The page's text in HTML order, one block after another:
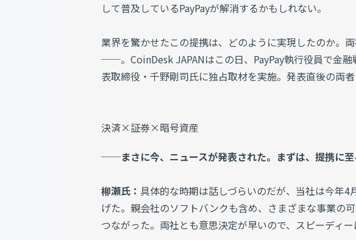
して普及しているPayPayが解消するかもしれない。
業界を驚かせたこの提携は、どのように実現したのか。
──。CoinDesk JAPANはこの日、PayPay執行役員で金
表取締役・千野剛司氏に独占取材を実施。発表直後の両
決済×証券×暗号資産
──まさに今、ニュースが発表された。まずは、提携に至
柳瀬氏： 具体的な時期は話しづらいのだが、当社は今年
げた。親会社のソフトバンクも含め、さまざまな事業の
つながった。両社とも意思決定が早いので、スピーディー